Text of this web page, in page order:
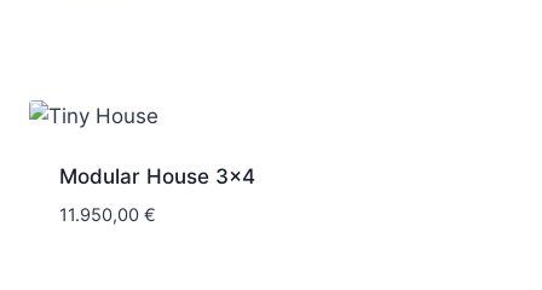
Modular House 3×4
11.950,00 €